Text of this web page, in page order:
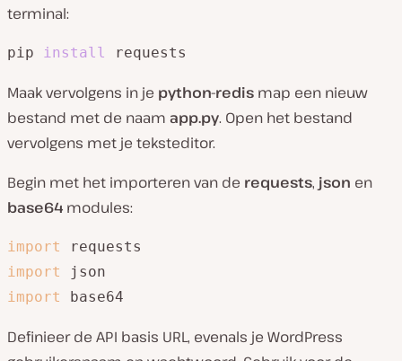
terminal:
pip install requests
Maak vervolgens in je python-redis map een nieuw
bestand met de naam app.py. Open het bestand
vervolgens met je teksteditor.
Begin met het importeren van de requests, json en
base64 modules:
import
import
import
base64
Definieer de API basis URL, evenals je WordPress